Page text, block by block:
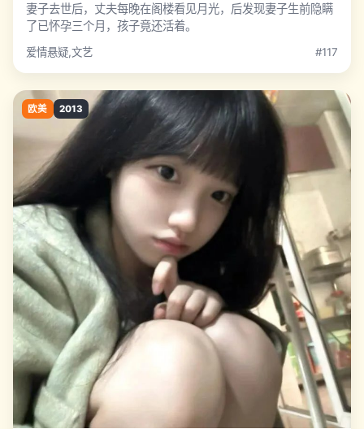
妻子去世后，丈夫每晚在阁楼看见月光，后发现妻子生前隐瞒
了已怀孕三个月，孩子竟还活着。
爱情悬疑,文艺 #117
欧美 2013